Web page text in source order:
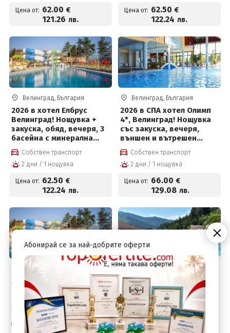
център за 62 € на човек
Цена от: 62.00 €
121.26 лв.
Цена от: 62.50 €
122.24 лв.
Велинград, България
2026 в хотел Елбрус
Велинград! Нощувка +
закуска, обяд, вечеря, 3
басейна с минерална
вода, солен басейн на
цени от 62.50 € на човек
Собствен транспорт
2 дни / 1 нощувка
Цена от: 62.50 €
122.24 лв.
Велинград, България
2026 в СПА хотел Олимп
4*, Велинград! Нощувка
със закуска, вечеря,
външен и вътрешен
басейн с минерална вода
и СПА пакет на цени от
66 € на човек
Собствен транспорт
2 дни / 1 нощувка
Цена от: 66.00 €
129.08 лв.
Велинград, България
Лечебна програма Жива
Вода в хотел Елбрус
Велинград! Нощувка +
закуска, обяд, вечеря,
лекарски преглед, 3
процедури на ден, 4
Собствен транспорт
Велинград, България
Почивка в Гранд Хотел
Велинград 5*! Нощувка +
закуска, вечеря, Уелнес
пакет и СПА зона за
възрастни + Безплатно
за деца до 12 г за 80.53
Собствен транспорт
Абонирай се за най-добрите оферти